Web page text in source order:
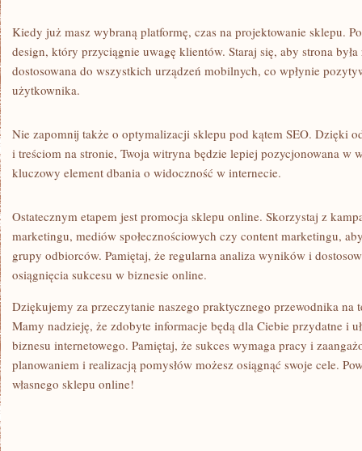
Kiedy⁢ już masz wybraną platformę, czas na projektowanie‍ sklepu.⁣
design, który przyciągnie uwagę klientów. Staraj się, aby strona
dostosowana do wszystkich ⁣urządzeń mobilnych, co wpłynie
użytkownika.
Nie zapomnij także o optymalizacji‌ sklepu pod kątem SEO. Dzięki
i treściom na stronie, Twoja witryna będzie lepiej pozycjonowana ‍w
kluczowy element dbania o widoczność w internecie.
Ostatecznym⁢ etapem jest promocja sklepu online. Skorzystaj z
marketingu, mediów społecznościowych⁣ czy content marketingu,
grupy odbiorców. Pamiętaj, że regularna analiza ‍wyników i
osiągnięcia sukcesu w ‍biznesie online.
Dziękujemy za przeczytanie naszego praktycznego przewodnika na
Mamy nadzieję, że zdobyte ⁢informacje będą⁣ dla Ciebie przydatne i
⁢biznesu internetowego. Pamiętaj, że sukces wymaga pracy⁣ i
planowaniem i realizacją pomysłów możesz osiągnąć swoje cele.
własnego sklepu online!